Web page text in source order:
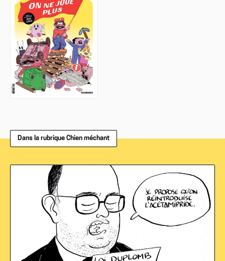
Dans la rubrique Chien méchant